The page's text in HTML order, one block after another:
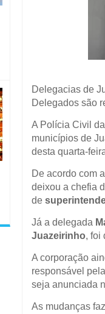
Delegacias de
Delegados são
A Polícia Civil
municípios de
desta quarta-
De acordo com
deixou a chefia
de
Já a delegada
Juazeirinho, foi
A corporação
responsável
seja anunciada
As mudanças